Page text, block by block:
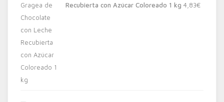
Recubierta con Azúcar Coloreado 1 kg 4,83€